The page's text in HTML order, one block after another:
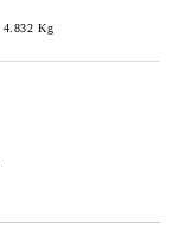
4.832 Kg